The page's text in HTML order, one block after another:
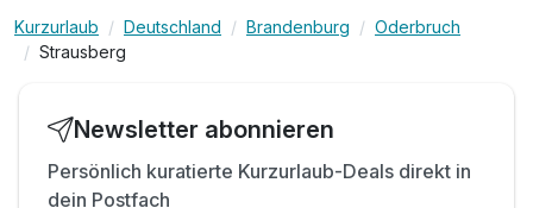
inkl. Parkplatz am Hotel
Familienspaß o. Zeit zu zweit - Alles ist möglich!
Kurzurlaub Deutschland Brandenburg
Oderbruch
Strausberg
Newsletter abonnieren
Persönlich kuratierte Kurzurlaub-Deals direkt in
dein Postfach